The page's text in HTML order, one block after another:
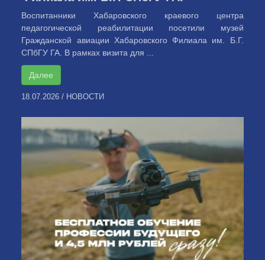
Воспитанники Хабаровского краевого центра
педагогической реабилитации посетили музей
Гражданской авиации Хабаровского Филиала им. Б.Г.
СПбГУ ГА. В рамках визита для ...
Далее
18.07.2026 / НОВОСТИ